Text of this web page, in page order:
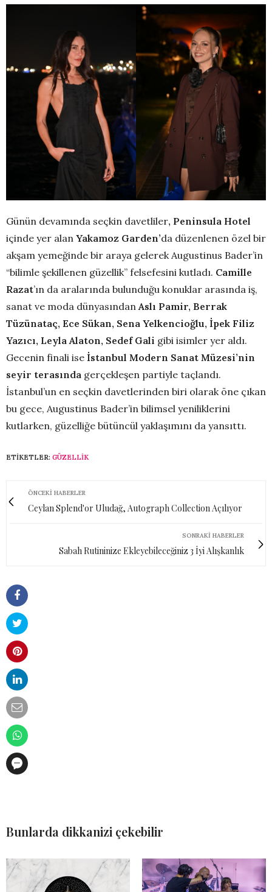
Günün devamında seçkin davetliler, Peninsula Hotel
içinde yer alan Yakamoz Garden’da düzenlenen özel bir
akşam yemeğinde bir araya gelerek Augustinus Bader’in
“bilimle şekillenen güzellik” felsefesini kutladı. Camille
Razat’ın da aralarında bulunduğu konuklar arasında iş,
sanat ve moda dünyasından Aslı Pamir, Berrak
Tüzünataç, Ece Sükan, Sena Yelkencioğlu, İpek Filiz
Yazıcı, Leyla Alaton, Sedef Gali gibi isimler yer aldı.
Gecenin finali ise İstanbul Modern Sanat Müzesi’nin
seyir terasında gerçekleşen partiyle taçlandı.
İstanbul’un en seçkin davetlerinden biri olarak öne çıkan
bu gece, Augustinus Bader’in bilimsel yeniliklerini
kutlarken, güzelliğe bütüncül yaklaşımını da yansıttı.
ETIKETLER: GÜZELLIK
ÖNCEKI HABERLER
Ceylan Splend'or Uludağ, Autograph Collection Açılıyor
SONRAKI HABERLER
Sabah Rutininize Ekleyebileceğiniz 3 İyi Alışkanlık
Bunlarda dikkanizi çekebilir